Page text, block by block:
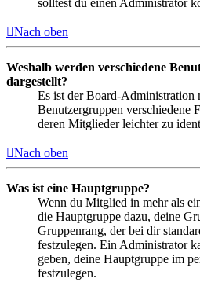
Nach oben
Weshalb werden verschiedene
dargestellt?
Es ist der Board-Administration
Benutzergruppen verschiedene
deren Mitglieder leichter zu
Nach oben
Was ist eine Hauptgruppe?
Wenn du Mitglied in mehr als
die Hauptgruppe dazu, deine
Gruppenrang, der bei dir
festzulegen. Ein Administrator
geben, deine Hauptgruppe im
festzulegen.